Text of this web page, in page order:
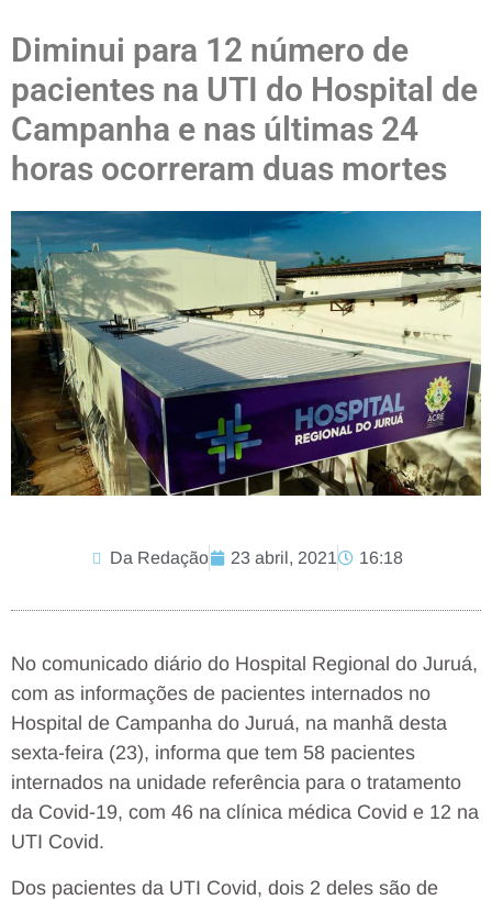
Diminui para 12 número de
pacientes na UTI do Hospital de
Campanha e nas últimas 24
horas ocorreram duas mortes
Da Redação 23 abril, 2021 16:18
No comunicado diário do Hospital Regional do Juruá,
com as informações de pacientes internados no
Hospital de Campanha do Juruá, na manhã desta
sexta-feira (23), informa que tem 58 pacientes
internados na unidade referência para o tratamento
da Covid-19, com 46 na clínica médica Covid e 12 na
UTI Covid.
Dos pacientes da UTI Covid, dois 2 deles são de